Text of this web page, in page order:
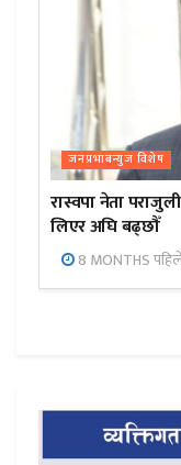
जनप्रभाबन्युज विशेष
रास्वपा नेता
लिएर अघि बढ्छौँ
8 MONTHS